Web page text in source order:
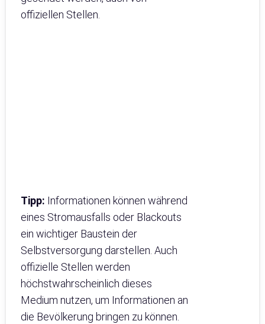
offiziellen Stellen.
Tipp: Informationen können während
eines Stromausfalls oder Blackouts
ein wichtiger Baustein der
Selbstversorgung darstellen. Auch
offizielle Stellen werden
höchstwahrscheinlich dieses
Medium nutzen, um Informationen an
die Bevölkerung bringen zu können.